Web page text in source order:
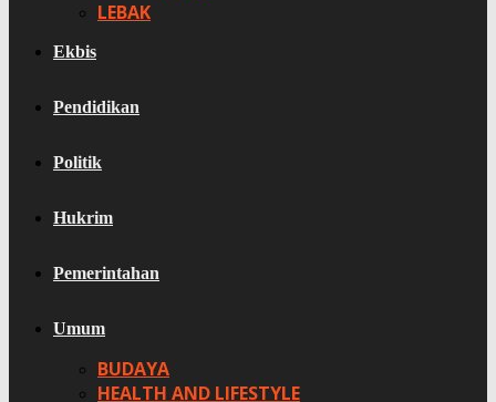
LEBAK
Ekbis
Pendidikan
Politik
Hukrim
Pemerintahan
Umum
BUDAYA
HEALTH AND LIFESTYLE